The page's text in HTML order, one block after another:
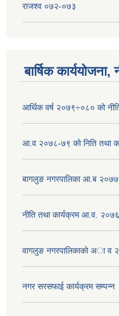
राजश्व ०७२-०७३
बार्षिक कार्ययोजना,
आर्थिक वर्ष २०७९÷०८० को
आ.व २०७८-७९ को निति तथा
बागलुङ नगरपालिका आ.ब
नीति तथा कार्यक्रम आ.व.
वागलुङ नगरपालिकाकाे अा‍ व
नगर सरसफाई कार्यक्रम सम्पन्न